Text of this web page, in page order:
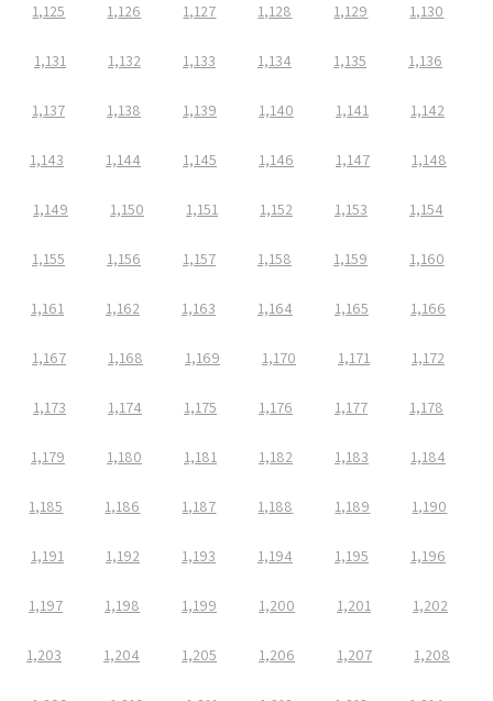
1,125 1,126 1,127 1,128 1,129 1,130
1,131 1,132 1,133 1,134 1,135 1,136
1,137 1,138 1,139 1,140 1,141 1,142
1,143 1,144 1,145 1,146 1,147 1,148
1,149 1,150 1,151 1,152 1,153 1,154
1,155 1,156 1,157 1,158 1,159 1,160
1,161 1,162 1,163 1,164 1,165 1,166
1,167 1,168 1,169 1,170 1,171 1,172
1,173 1,174 1,175 1,176 1,177 1,178
1,179 1,180 1,181 1,182 1,183 1,184
1,185 1,186 1,187 1,188 1,189 1,190
1,191 1,192 1,193 1,194 1,195 1,196
1,197 1,198 1,199 1,200 1,201 1,202
1,203 1,204 1,205 1,206 1,207 1,208